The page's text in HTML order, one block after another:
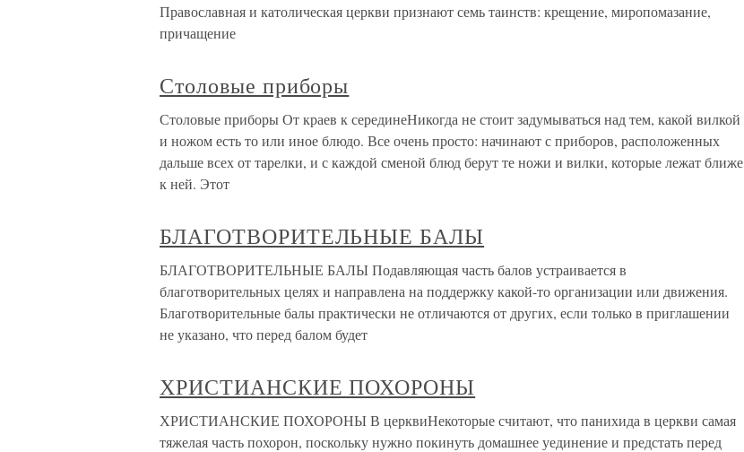
Православная и католическая церкви признают семь таинств: крещение, миропомазание,
причащение
Столовые приборы
Столовые приборы От краев к серединеНикогда не стоит задумываться над тем, какой вилкой
и ножом есть то или иное блюдо. Все очень просто: начинают с приборов, расположенных
дальше всех от тарелки, и с каждой сменой блюд берут те ножи и вилки, которые лежат ближе
к ней. Этот
БЛАГОТВОРИТЕЛЬНЫЕ БАЛЫ
БЛАГОТВОРИТЕЛЬНЫЕ БАЛЫ Подавляющая часть балов устраивается в
благотворительных целях и направлена на поддержку какой-то организации или движения.
Благотворительные балы практически не отличаются от других, если только в приглашении
не указано, что перед балом будет
ХРИСТИАНСКИЕ ПОХОРОНЫ
ХРИСТИАНСКИЕ ПОХОРОНЫ В церквиНекоторые считают, что панихида в церкви самая
тяжелая часть похорон, поскольку нужно покинуть домашнее уединение и предстать перед